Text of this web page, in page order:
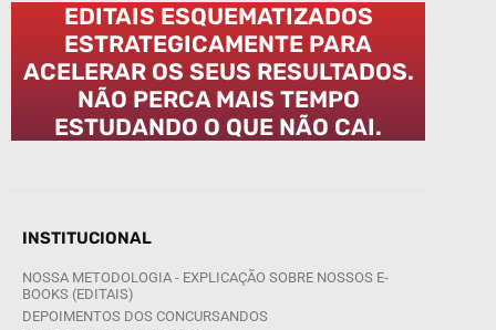
EDITAIS ESQUEMATIZADOS
ESTRATEGICAMENTE PARA
ACELERAR OS SEUS RESULTADOS.
NÃO PERCA MAIS TEMPO
ESTUDANDO O QUE NÃO CAI.
INSTITUCIONAL
NOSSA METODOLOGIA - EXPLICAÇÃO SOBRE NOSSOS E-
BOOKS (EDITAIS)
DEPOIMENTOS DOS CONCURSANDOS